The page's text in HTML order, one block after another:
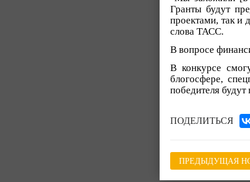
Гранты будут
проектами, так и
слова ТАСС.
В вопросе
В конкурсе
блогосфере,
победителя
ПОДЕЛИТЬСЯ
ПРЕДЫДУЩАЯ